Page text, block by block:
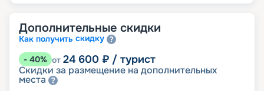
Дополнительные скидки
Как получить скидку
- 40% от 24 600 ₽ / турист
Скидки за размещение на дополнительных
места